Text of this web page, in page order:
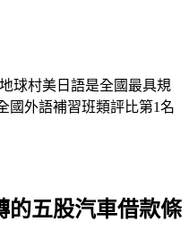
球村美日語是全國最具規
國外語補習班類評比第1名
的五股汽車借款條